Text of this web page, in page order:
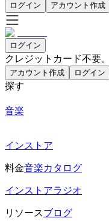
ログイン アカウント作成
ログイン
クレジットカード不要
アカウント作成 ログイン
探す
音楽
インストア
料金音楽カタログ
インストアラジオ
リソースブログ